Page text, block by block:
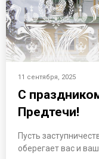
11 сентября, 2025
С
Предтечи!
Пусть
оберегает вас и